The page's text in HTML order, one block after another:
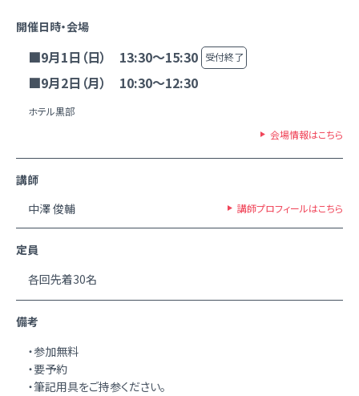
開催日時・会場
■9月1日（日） 13:30～15:30 受付終了
■9月2日（月） 10:30～12:30
ホテル黒部
会場情報はこちら
講師
中澤 俊輔
講師プロフィールはこちら
定員
各回先着30名
備考
・参加無料
・要予約
・筆記用具をご持参ください。